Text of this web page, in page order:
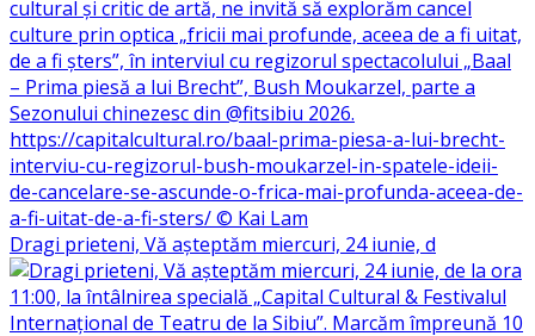
Dragi prieteni, Vă așteptăm miercuri, 24 iunie, d